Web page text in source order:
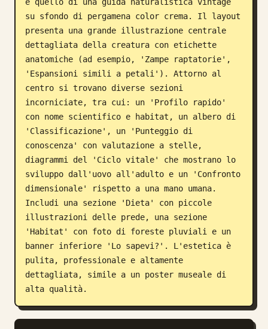
Aggiornamenti
su sfondo di pergamena color crema. Il layout
presenta una grande illustrazione centrale
dettagliata della creatura con etichette
anatomiche (ad esempio, 'Zampe raptatorie',
'Espansioni simili a petali'). Attorno al
centro si trovano diverse sezioni
incorniciate, tra cui: un 'Profilo rapido'
con nome scientifico e habitat, un albero di
'Classificazione', un 'Punteggio di
conoscenza' con valutazione a stelle,
diagrammi del 'Ciclo vitale' che mostrano lo
sviluppo dall'uovo all'adulto e un 'Confronto
dimensionale' rispetto a una mano umana.
Includi una sezione 'Dieta' con piccole
illustrazioni delle prede, una sezione
'Habitat' con foto di foreste pluviali e un
banner inferiore 'Lo sapevi?'. L'estetica è
pulita, professionale e altamente
dettagliata, simile a un poster museale di
alta qualità.